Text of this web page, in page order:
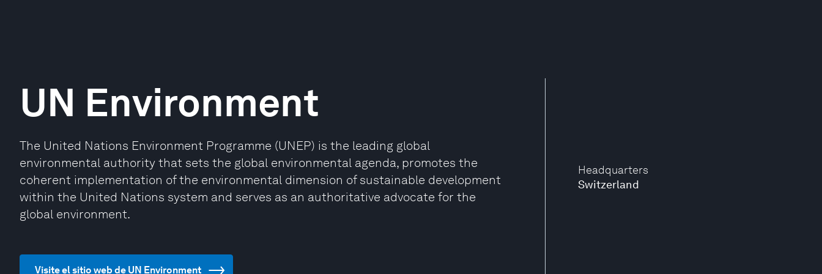
Headquarters
Switzerland
UN Environment
The United Nations Environment Programme (UNEP) is the leading global
environmental authority that sets the global environmental agenda, promotes the
coherent implementation of the environmental dimension of sustainable development
within the United Nations system and serves as an authoritative advocate for the
global environment.
Visite el sitio web de UN Environment